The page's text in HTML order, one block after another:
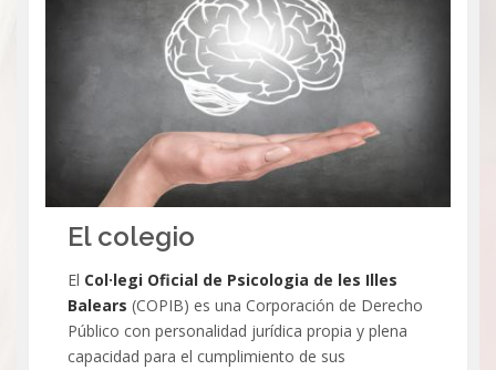
El colegio
El Col·legi Oficial de Psicologia de les Illes
Balears (COPIB) es una Corporación de Derecho
Público con personalidad jurídica propia y plena
capacidad para el cumplimiento de sus